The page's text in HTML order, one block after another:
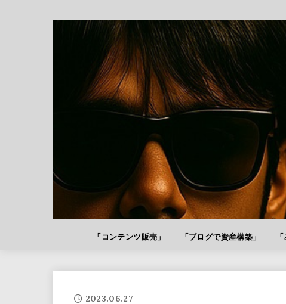
「コンテンツ販売」 「ブログで資産構築」
2023.06.27